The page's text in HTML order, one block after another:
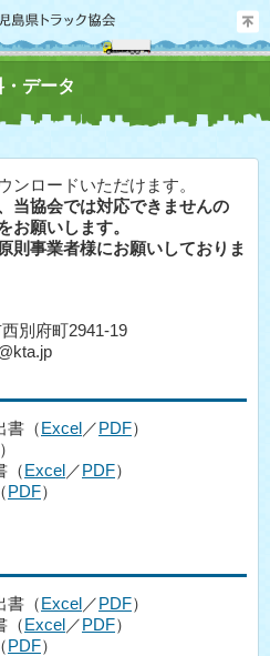
・データ
ンロードいただけます。
当協会では対応できませんの
お願いします。
則事業者様にお願いしておりま
別府町2941-19
書（Excel／PDF）
）
（Excel／PDF）
PDF）
書（Excel／PDF）
（Excel／PDF）
PDF）